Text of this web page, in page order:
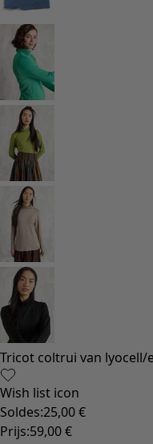
Ruimtes
Badkamer
Inrichting
Keuken & eetkamer
Shop de stijl
Klassiek en traditioneel
Traditioneel interieur
Landelijk interieur
Speels interieur
Kleurrijk interieur
Gebloemde
Natuurlijk